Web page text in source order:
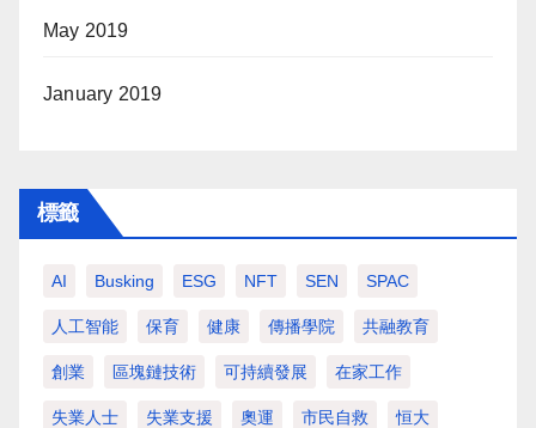
May 2019
January 2019
標籤
AI Busking ESG NFT SEN SPAC
人工智能 保育 健康 傳播學院 共融教育
創業 區塊鏈技術 可持續發展 在家工作
失業人士 失業支援 奧運 市民自救 恒大